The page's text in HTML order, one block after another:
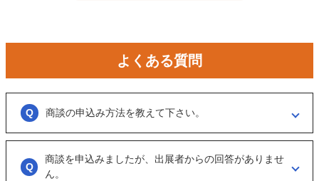
よくある質問
商談の申込み方法を教えて下さい。
「商談を申し込む」ボタンからお申し込みください。
商談といっても、急に条件、金額交渉を行う訳ではなくまずは、どのよ
うな事業をされているのか？
商談を申込みましたが、出展者からの回答がありませ
ん。